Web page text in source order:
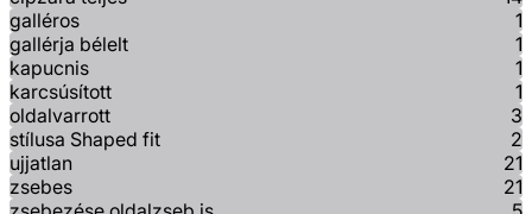
galléros
1
gallérja bélelt
1
kapucnis
1
karcsúsított
1
oldalvarrott
3
stílusa Shaped fit
2
ujjatlan
21
zsebes
21